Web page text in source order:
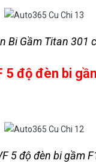
Bi Gầm Titan 301
5 độ đèn bi
5 độ đèn bi gầm